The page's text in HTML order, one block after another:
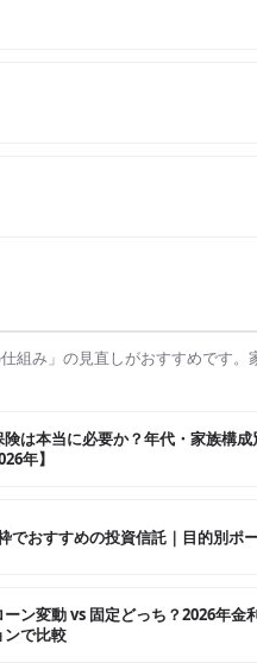
組み」の見直しがおすすめです。
険は本当に必要か？年代・家族構成
年】
でおすすめの投資信託｜目的別ポ
ーン変動 vs 固定どっち？2026年金
ンで比較